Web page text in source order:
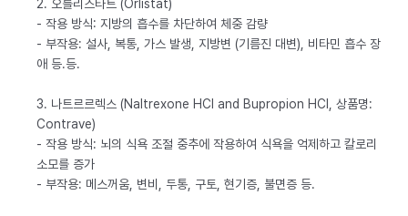
2. 오를리스타트 (Orlistat)
- 작용 방식: 지방의 흡수를 차단하여 체중 감량
- 부작용: 설사, 복통, 가스 발생, 지방변 (기름진 대변), 비타민 흡수 장
애 등.등.
3. 나트르르렉스 (Naltrexone HCl and Bupropion HCl, 상품명:
Contrave)
- 작용 방식: 뇌의 식욕 조절 중추에 작용하여 식욕을 억제하고 칼로리
소모를 증가
- 부작용: 메스꺼움, 변비, 두통, 구토, 현기증, 불면증 등.